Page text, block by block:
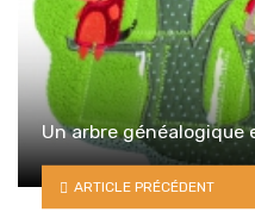
Un arbre généalogique
ARTICLE PRÉCÉDENT